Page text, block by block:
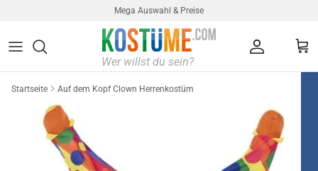
Mega Auswahl & Preise
Startseite Auf dem Kopf Clown Herrenkostüm